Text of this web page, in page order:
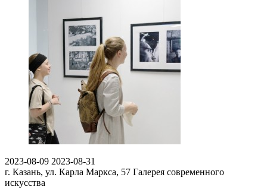
2023-08-09 2023-08-31
г. Казань, ул. Карла Маркса, 57 Галерея современного
искусства